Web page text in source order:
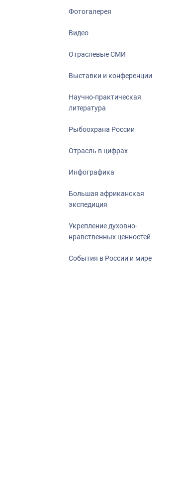
Фотогалерея
Видео
Отраслевые СМИ
Выставки и конференции
Научно-практическая
литература
Рыбоохрана России
Отрасль в цифрах
Инфографика
Большая африканская
экспедиция
Укрепление духовно-
нравственных ценностей
События в России и мире